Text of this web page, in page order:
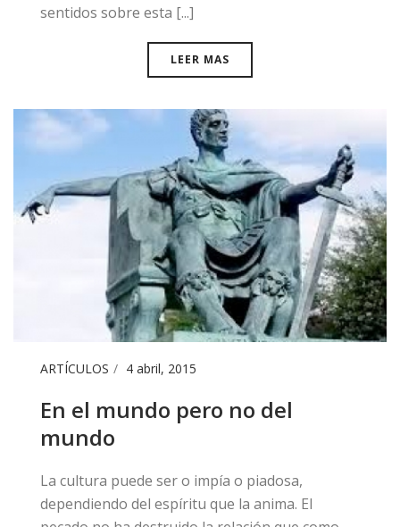
sentidos sobre esta [...]
LEER MAS
ARTÍCULOS 4 abril, 2015
En el mundo pero no del
mundo
​La cultura puede ser o impía o piadosa,
dependiendo del espíritu que la anima. El